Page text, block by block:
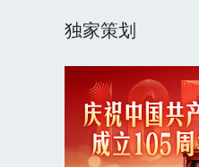
独家策划